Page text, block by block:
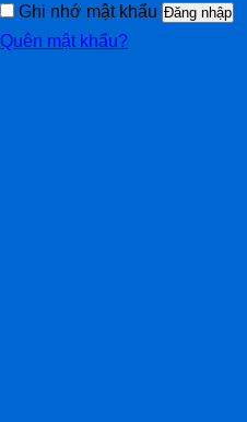
Ghi nhớ mật khẩu Đăng nhập
Quên mật khẩu?